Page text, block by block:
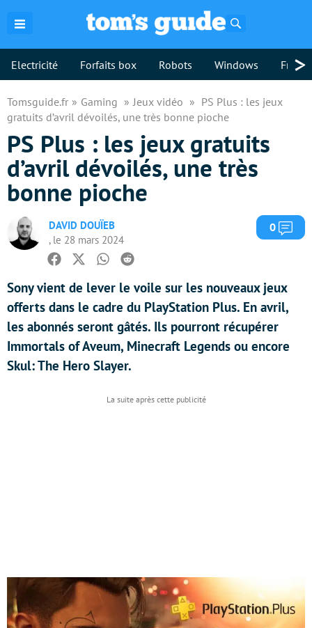
Electricité Forfaits box Robots Windows >
Tomsguide.fr Gaming Jeux vidéo
PS Plus : les jeux
gratuits d’avril dévoilés, une très bonne pioche
PS Plus : les jeux gratuits
d’avril dévoilés, une très
bonne pioche
DAVID DOUÏEB
, le 28 mars 2024
0
Facebook
TwitterWhatsapp
Reddit
Sony vient de lever le voile sur les nouveaux jeux
offerts dans le cadre du PlayStation Plus. En avril,
les abonnés seront gâtés. Ils pourront récupérer
Immortals of Aveum, Minecraft Legends ou encore
Skul: The Hero Slayer.